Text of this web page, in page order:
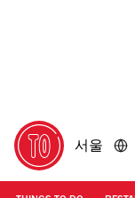
아
가
기
아
가
기
서울